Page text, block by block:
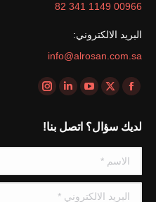
00966 1149 341 82
البريد الالكتروني:
info@alrosan.com.sa
Find us on:
Facebook
opens
in
new
X
opens
in
new
YouTube
opens
in
Linkedin
opens
in
Instagram
opens
in
لديك سؤال؟ اتصل بنا!
الاسم *
البريد الالكتروني *